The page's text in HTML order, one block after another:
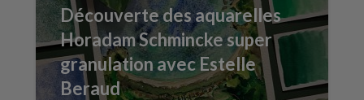
Découverte des aquarelles
Horadam Schmincke super
granulation avec Estelle
Beraud